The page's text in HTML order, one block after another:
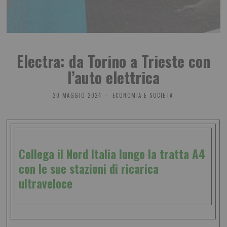
Electra: da Torino a Trieste con
l’auto elettrica
20 MAGGIO 2024 ECONOMIA E SOCIETA'
Collega il Nord Italia lungo la tratta A4
con le sue stazioni di ricarica
ultraveloce